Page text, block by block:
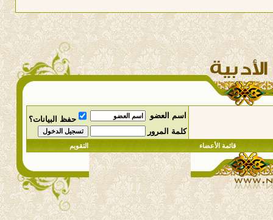
اسم العضو
حفظ البيانات؟
كلمة المرور
قائمة الأعضاء التقويم